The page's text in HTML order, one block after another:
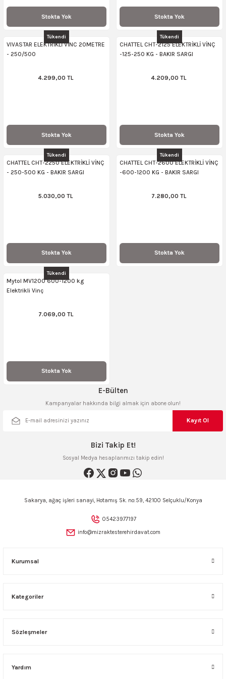
Stokta Yok Stokta Yok
Tükendi
VIVASTAR ELEKTRİKLİ VİNC 20METRE
- 250/500
4.299,00 TL
Stokta Yok
Tükendi
CHATTEL CHT-2125 ELEKTRİKLİ VİNÇ
-125-250 KG - BAKIR SARGI
4.209,00 TL
Stokta Yok
Tükendi
CHATTEL CHT-2250 ELEKTRİKLİ VİNÇ
- 250-500 KG - BAKIR SARGI
5.030,00 TL
Stokta Yok
Tükendi
CHATTEL CHT-2600 ELEKTRİKLİ VİNÇ
-600-1200 KG - BAKIR SARGI
7.280,00 TL
Stokta Yok
Tükendi
Mytol MV1200 600-1200 kg
Elektrikli Vinç
7.069,00 TL
Stokta Yok
E-Bülten
Kampanyalar hakkında bilgi almak için abone olun!
Kayıt Ol
Bizi Takip Et!
Sosyal Medya hesaplarımızı takip edin!
Sakarya, ağaç işleri sanayi, Hotamış Sk. no:59, 42100 Selçuklu/Konya
05423977197
info@mizraktesterehirdavat.com
Kurumsal
Kategoriler
Sözleşmeler
Yardım